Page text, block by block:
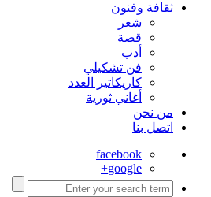
ثقافة وفنون
شعر
قصة
أدب
فن تشكيلي
كاريكاتير العدد
أغاني ثورية
من نحن
اتصل بنا
facebook
google+